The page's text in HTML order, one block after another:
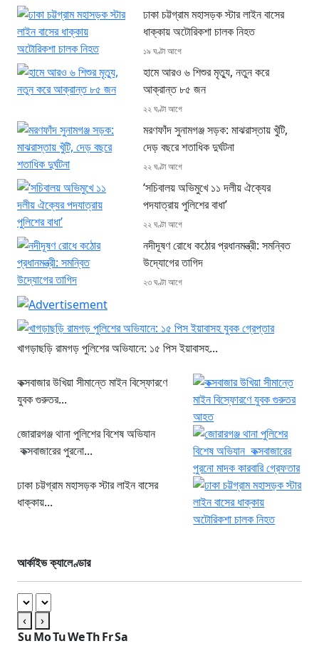
ঢাকা চট্টগ্রাম মহাসড়ক স্টার লাইন বাসের
ধাক্কায় অটোরিকশা চালক নিহত
১৯ ঘণ্টা আগে
হামে আরও ৬ শিশুর মৃত্যু, নতুন করে
আক্রান্ত ৮৫ জন
২২ ঘণ্টা আগে
মরণফাঁদ সুনামগঞ্জ সড়ক: মাঝরাস্তায় খুঁটি,
দেড় বছরে শতাধিক দুর্ঘটনা
২২ ঘণ্টা আগে
‘সচিবালয় অভিমুখে ১১ দলীয় ঐক্যের
পদযাত্রায় পুলিশের বাধা’
২২ ঘণ্টা আগে
নদীদূষণ রোধে কঠোর প্রধানমন্ত্রী: সমন্বিত
উদ্যোগের তাগিদ
২৩ ঘণ্টা আগে
খাগড়াছড়ি রামগড় পুলিশের অভিযানে: ১৫ পিস ইয়াবাসহ...
কক্সবাজার উখিয়া সীমান্তে মাইন বিস্ফোরণে
যুবক গুরুতর...
জোরারগঞ্জ থানা পুলিশের বিশেষ অভিযান
কক্সবাজারের পুরনো...
ঢাকা চট্টগ্রাম মহাসড়ক স্টার লাইন বাসের
ধাক্কায়...
আর্কাইভ ক্যালেণ্ডার
‹
›
SuMoTuWeThFrSa